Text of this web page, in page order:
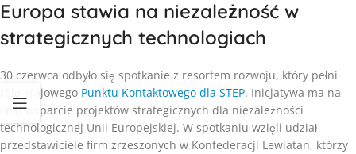
Europa stawia na niezależność w
strategicznych technologiach
30 czerwca odbyło się spotkanie z resortem rozwoju, który pełni
rolę krajowego Punktu Kontaktowego dla STEP. Inicjatywa ma na
celu wsparcie projektów strategicznych dla niezależności
technologicznej Unii Europejskiej. W spotkaniu wzięli udział
przedstawiciele firm zrzeszonych w Konfederacji Lewiatan, którzy